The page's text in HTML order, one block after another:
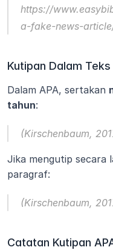
https://
a-fake-news-
Kutipan Dalam Teks
Dalam APA, sertakan
tahun:
(Kirschenbaum,
Jika mengutip secara
paragraf:
(Kirschenbaum,
Catatan Kutipan